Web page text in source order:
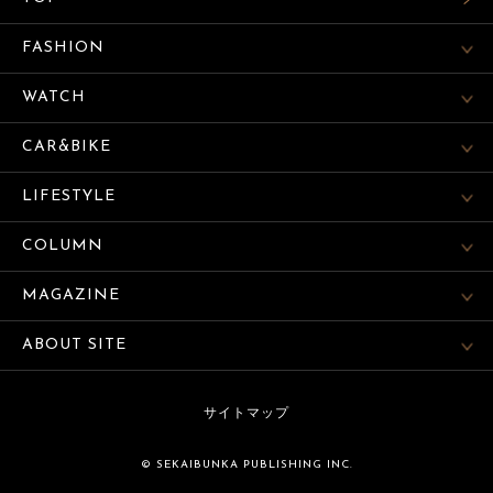
FASHION
WATCH
CAR&BIKE
LIFESTYLE
COLUMN
MAGAZINE
ABOUT SITE
サイトマップ
© SEKAIBUNKA PUBLISHING INC.